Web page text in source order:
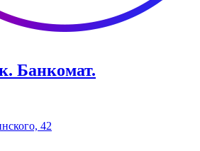
Банкомат.
42